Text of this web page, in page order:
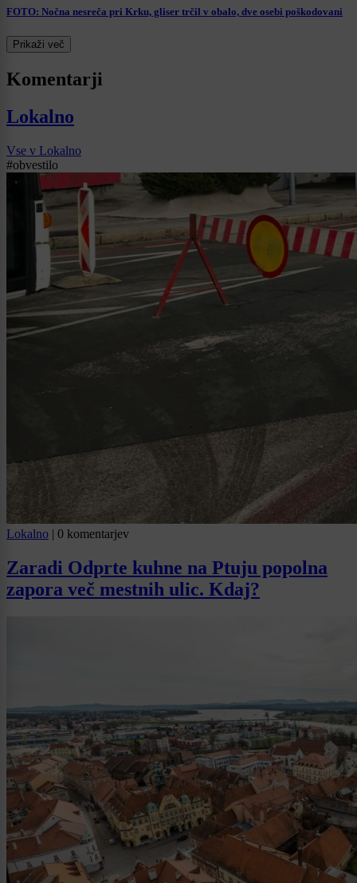
FOTO: Nočna nesreča pri Krku, gliser trčil v obalo, dve osebi poškodovani
Prikaži več
Komentarji
Lokalno
Vse v Lokalno
#obvestilo
Lokalno | 0 komentarjev
Zaradi Odprte kuhne na Ptuju popolna
zapora več mestnih ulic. Kdaj?